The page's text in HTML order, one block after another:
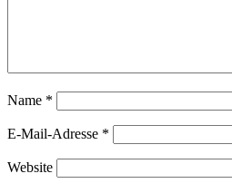
Name *
E-Mail-Adresse *
Website